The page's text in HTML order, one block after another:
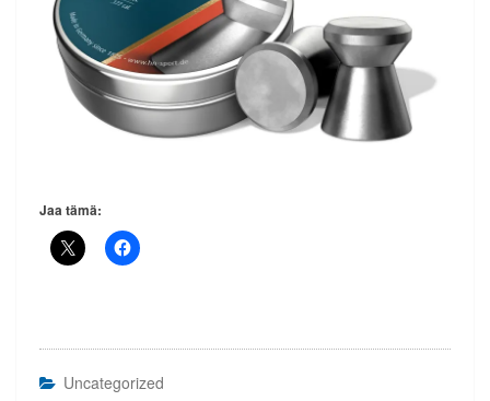
Jaa tämä:
Uncategorized